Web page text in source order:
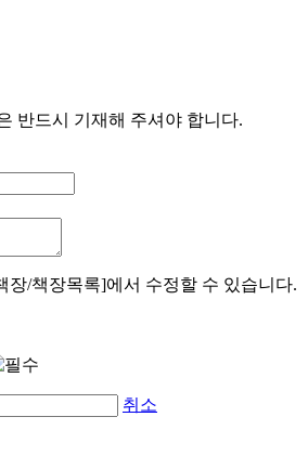
반드시 기재해 주셔야 합니다.
장/책장목록]에서 수정할 수 있습니다.
취소